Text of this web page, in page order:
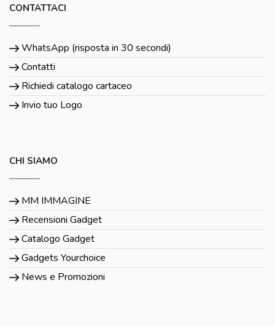
CONTATTACI
WhatsApp (risposta in 30 secondi)
Contatti
Richiedi catalogo cartaceo
Invio tuo Logo
CHI SIAMO
MM IMMAGINE
Recensioni Gadget
Catalogo Gadget
Gadgets Yourchoice
News e Promozioni